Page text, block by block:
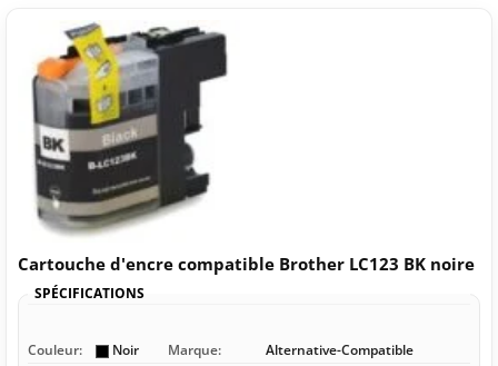
Cartouche d'encre compatible Brother LC123 BK noire
SPÉCIFICATIONS
Couleur: Noir Marque:
Alternative-Compatible